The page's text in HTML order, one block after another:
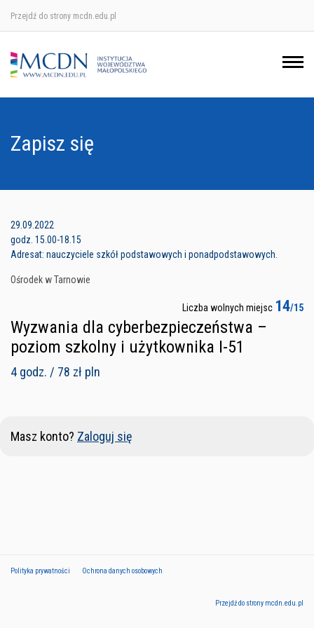
Przejdź do strony mcdn.edu.pl
Zapisz się
29.09.2022
godz. 15.00-18.15
Adresat: nauczyciele szkół podstawowych i ponadpodstawowych.
Ośrodek w Tarnowie
Liczba wolnych miejsc 14/15
Wyzwania dla cyberbezpieczeństwa –
poziom szkolny i użytkownika I-51
4 godz. / 78 zł pln
Masz konto? Zaloguj się
Polityka prywatności Ochrona danych osobowych
Przejdź do strony mcdn.edu.pl
Ośrodek w Krakowie
Ośrodek w Nowym Sączu
Ośrodek w Tarnowie